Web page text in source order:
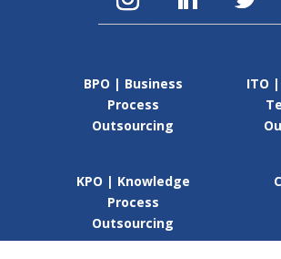
BPO | Business
Process
Outsourcing
ITO
KPO | Knowledge
Process
Outsourcing